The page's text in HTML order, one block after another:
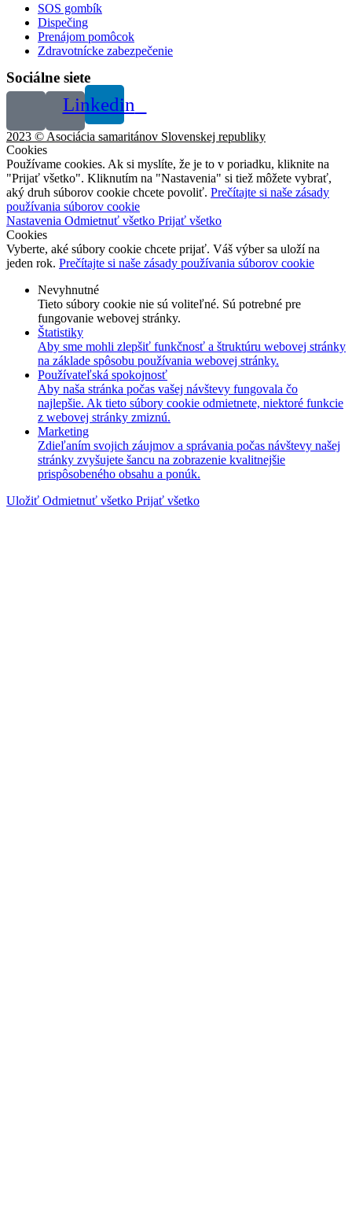
SOS gombík
Dispečing
Prenájom pomôcok
Zdravotnícke zabezpečenie
Sociálne siete
Linkedin
2023 © Asociácia samaritánov Slovenskej republiky
Cookies
Používame cookies. Ak si myslíte, že je to v poriadku, kliknite na
"Prijať všetko". Kliknutím na "Nastavenia" si tiež môžete vybrať,
aký druh súborov cookie chcete povoliť. Prečítajte si naše zásady
používania súborov cookie
Nastavenia Odmietnuť všetko Prijať všetko
Cookies
Vyberte, aké súbory cookie chcete prijať. Váš výber sa uloží na
jeden rok. Prečítajte si naše zásady používania súborov cookie
Nevyhnutné
Tieto súbory cookie nie sú voliteľné. Sú potrebné pre
fungovanie webovej stránky.
Štatistiky
Aby sme mohli zlepšiť funkčnosť a štruktúru webovej stránky
na základe spôsobu používania webovej stránky.
Používateľská spokojnosť
Aby naša stránka počas vašej návštevy fungovala čo
najlepšie. Ak tieto súbory cookie odmietnete, niektoré funkcie
z webovej stránky zmiznú.
Marketing
Zdieľaním svojich záujmov a správania počas návštevy našej
stránky zvyšujete šancu na zobrazenie kvalitnejšie
prispôsobeného obsahu a ponúk.
Uložiť Odmietnuť všetko Prijať všetko